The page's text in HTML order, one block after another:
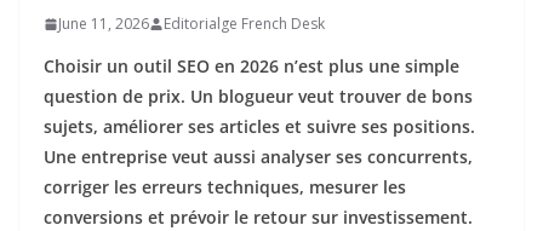
June 11, 2026 Editorialge French Desk
Choisir un outil SEO en 2026 n’est plus une simple
question de prix. Un blogueur veut trouver de bons
sujets, améliorer ses articles et suivre ses positions.
Une entreprise veut aussi analyser ses concurrents,
corriger les erreurs techniques, mesurer les
conversions et prévoir le retour sur investissement.